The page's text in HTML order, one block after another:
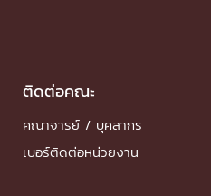
ติดต่อคณะ
คณาจารย์ / บุคลากร
เบอร์ติดต่อหน่วยงาน